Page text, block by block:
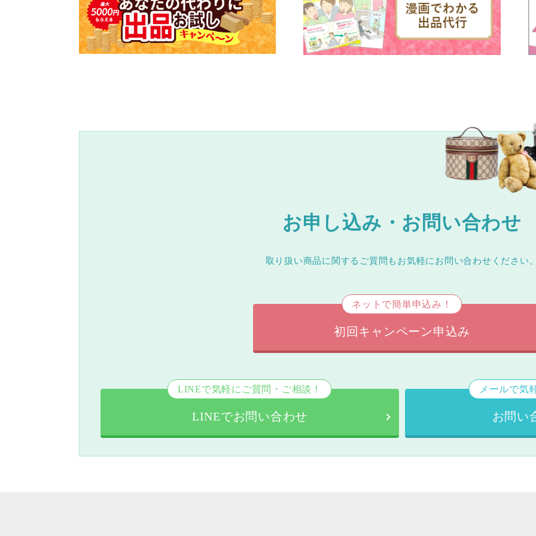
お申し込み・お問い合わせ
取り扱い商品に関するご質問もお気軽にお問い合わせください
ネットで簡単申込み！
初回キャンペーン申込み
LINEで気軽にご質問・ご相談！
LINEでお問い合わせ
メールで気
お問い